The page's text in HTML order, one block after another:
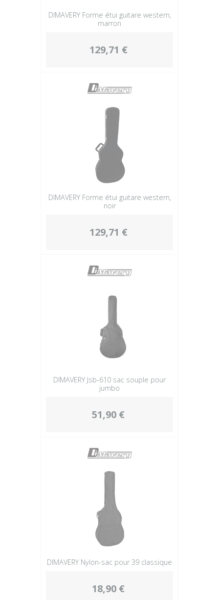
DIMAVERY Forme étui guitare western,
marron
129,71 €
DIMAVERY Forme étui guitare western,
noir
129,71 €
DIMAVERY Jsb-610 sac souple pour
jumbo
51,90 €
DIMAVERY Nylon-sac pour 39 classique
18,90 €